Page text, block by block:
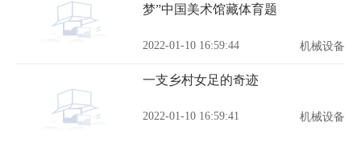
梦”中国美术馆藏体育题
2022-01-10 16:59:44 机械设备
一支乡村女足的奇迹
2022-01-10 16:59:41 机械设备